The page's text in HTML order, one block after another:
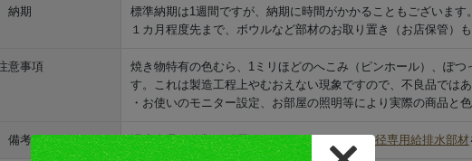
納期
標準納期は1週間ですが、納期に時間がかかることもございます
１カ月程度先まで、ボウルなど部材のお取り置き（お店保管）
意事項
焼き物特有の色むら、1ミリほどのへこみ（ピンホール）、ぽ
す。これは製造工程上やむおえない現象ですので、不良品ではあ
・お使いのモニター設定、お部屋の照明等により実際の商品と
備考 排水金具、管類は付属していません。25mm口径専用給排水部材